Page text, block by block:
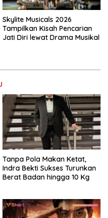
Skylite Musicals 2026
Tampilkan Kisah Pencarian
Jati Diri lewat Drama Musikal
Tanpa Pola Makan Ketat,
Indra Bekti Sukses Turunkan
Berat Badan hingga 10 Kg